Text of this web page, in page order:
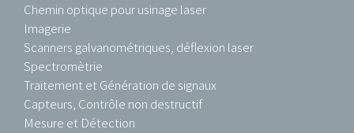
Chemin optique pour usinage laser
Imagerie
Scanners galvanométriques, déflexion laser
Spectromètrie
Traitement et Génération de signaux
Capteurs, Contrôle non destructif
Mesure et Détection